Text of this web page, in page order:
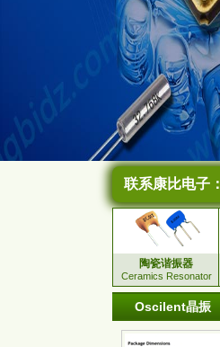
联系康比电子：
陶瓷谐振器
Ceramics Resonator
Oscilent晶振